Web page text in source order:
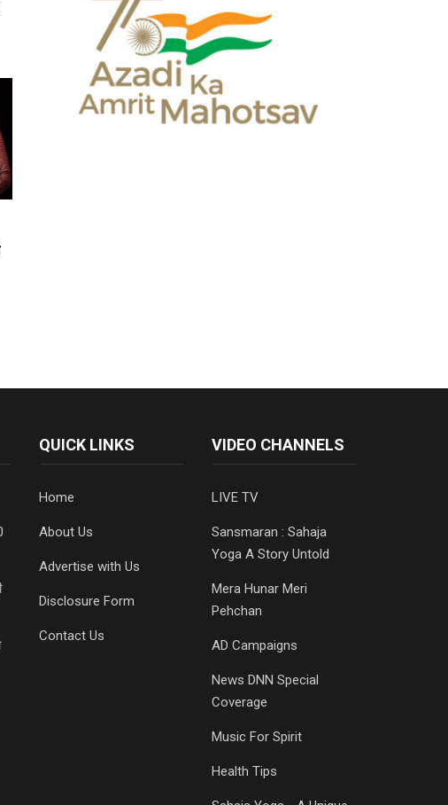
QUICK LINKS
Home
About Us
Advertise with Us
Disclosure Form
Contact Us
VIDEO CHANNELS
LIVE TV
Sansmaran : Sahaja
Yoga A Story Untold
Mera Hunar Meri
Pehchan
AD Campaigns
News DNN Special
Coverage
Music For Spirit
Health Tips